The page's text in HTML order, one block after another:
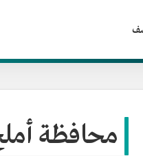
محافظة